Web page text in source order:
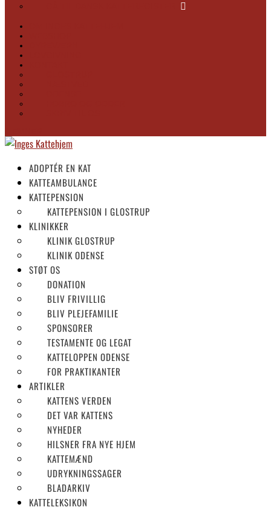
ADOPTÉR EN KAT
KATTEAMBULANCE
KATTEPENSION
KATTEPENSION I GLOSTRUP
KLINIKKER
KLINIK GLOSTRUP
KLINIK ODENSE
STØT OS
DONATION
BLIV FRIVILLIG
BLIV PLEJEFAMILIE
SPONSORER
TESTAMENTE OG LEGAT
KATTELOPPEN ODENSE
FOR PRAKTIKANTER
ARTIKLER
KATTENS VERDEN
DET VAR KATTENS
NYHEDER
HILSNER FRA NYE HJEM
KATTEMÆND
UDRYKNINGSSAGER
BLADARKIV
KATTELEKSIKON